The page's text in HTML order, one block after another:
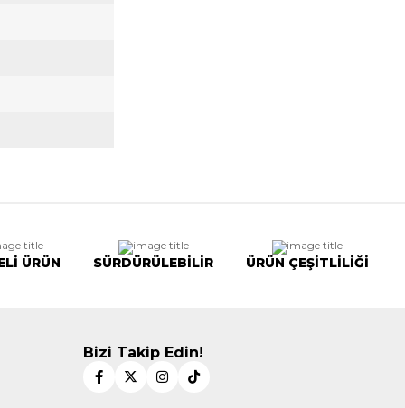
ÜRÜN SÜRDÜRÜLEBİLİR ÜRÜN ÇEŞİTLİLİĞİ
Bizi Takip Edin!